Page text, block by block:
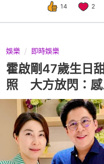
14 2
娛樂 即時娛樂
霍啟剛47歲生日
照 大方放閃：感